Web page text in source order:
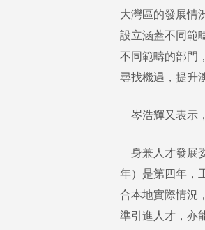
大灣區的發展情
設立涵蓋不同範
不同範疇的部門
尋找機遇，提升
岑浩輝又表示
身兼人才發展
年）是第四年，
合本地實際情況
準引進人才，亦